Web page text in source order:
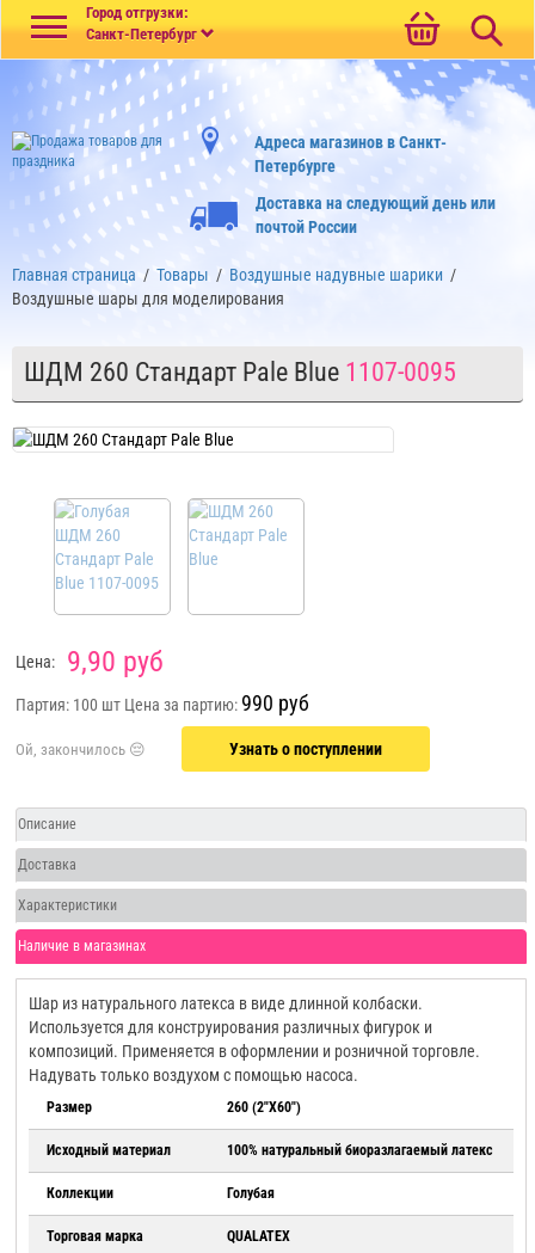
Город отгрузки:
Санкт-Петербург
Адреса магазинов в Санкт-
Петербурге
Доставка на следующий день или
почтой России
Главная страница / Товары / Воздушные надувные шарики /
Воздушные шары для моделирования
ШДМ 260 Стандарт Pale Blue 1107-0095
Цена: 9,90 руб
Партия: 100 шт Цена за партию: 990 руб
Узнать о поступлении
Описание
Доставка
Характеристики
Наличие в магазинах
Шар из натурального латекса в виде длинной колбаски.
Используется для конструирования различных фигурок и
композиций. Применяется в оформлении и розничной торговле.
Надувать только воздухом с помощью насоса.
Размер 260 (2"X60")
Исходный материал 100% натуральный биоразлагаемый латекс
Коллекции Голубая
Торговая марка QUALATEX